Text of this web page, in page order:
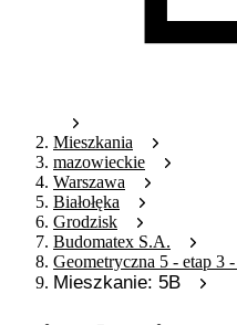
Mieszkania
mazowieckie
Warszawa
Białołęka
Grodzisk
Budomatex S.A.
Geometryczna 5 - etap 3
Mieszkanie: 5B